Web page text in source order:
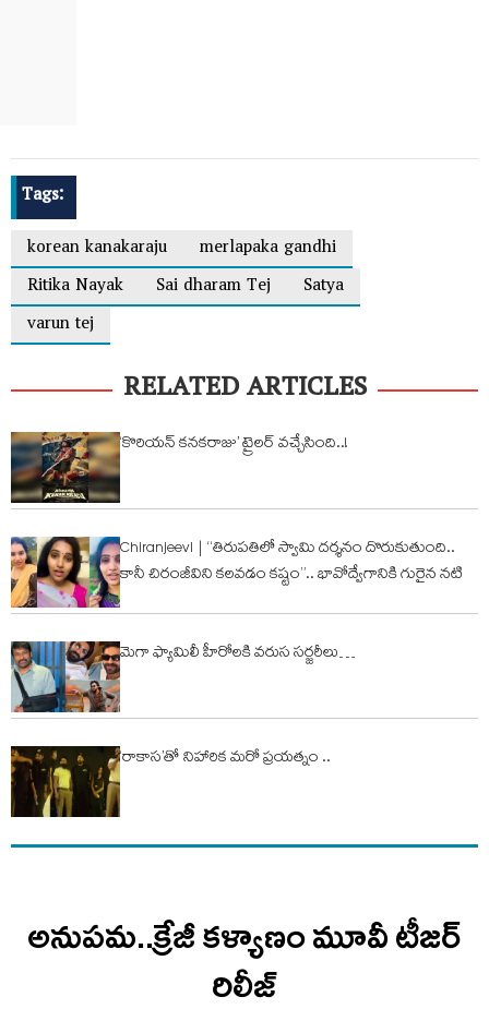
Tags:
korean kanakaraju
merlapaka gandhi
Ritika Nayak
Sai dharam Tej
Satya
varun tej
RELATED ARTICLES
‘కొరియన్ కనకరాజు’ ట్రైలర్ వచ్చేసింది..!
Chiranjeevi | “తిరుపతిలో స్వామి దర్శనం దొరుకుతుంది..
కానీ చిరంజీవిని కలవడం కష్టం”.. భావోద్వేగానికి గురైన నటి
మెగా ఫ్యామిలీ హీరోల‌కి వరుస సర్జరీలు…
‘రాకాస’తో నిహారిక మరో ప్రయత్నం ..
అనుపమ..క్రేజీ కళ్యాణం మూవీ టీజర్
రిలీజ్